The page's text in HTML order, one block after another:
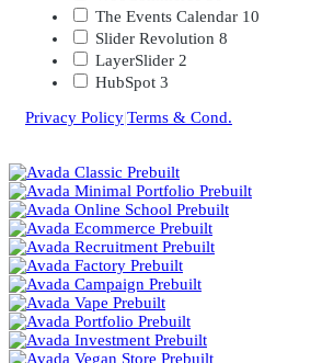
The Events Calendar 10
Slider Revolution 8
LayerSlider 2
HubSpot 3
Privacy Policy|Terms & Cond.